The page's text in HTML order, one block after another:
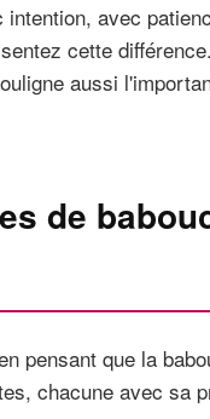
avec
cette
aussi
de
pensant que la
chacune avec sa